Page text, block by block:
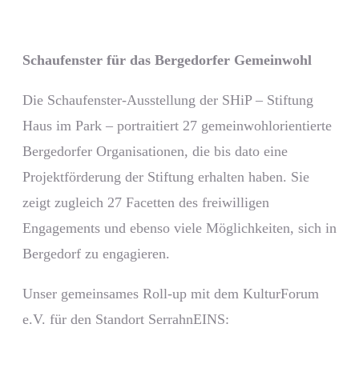
Schaufenster für das Bergedorfer Gemeinwohl
Die Schaufenster-Ausstellung der SHiP – Stiftung
Haus im Park – portraitiert 27 gemeinwohlorientierte
Bergedorfer Organisationen, die bis dato eine
Projektförderung der Stiftung erhalten haben. Sie
zeigt zugleich 27 Facetten des freiwilligen
Engagements und ebenso viele Möglichkeiten, sich in
Bergedorf zu engagieren.
Unser gemeinsames Roll-up mit dem KulturForum
e.V. für den Standort SerrahnEINS: